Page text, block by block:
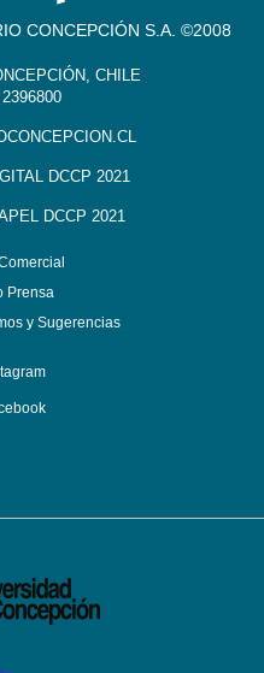
CONCEPCIÓN S.A. ©2008
CHILE
DCCP 2021
DCCP 2021
Prensa
y Sugerencias